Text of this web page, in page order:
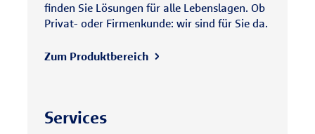
finden Sie Lösungen für alle Lebenslagen. Ob
Privat- oder Firmenkunde: wir sind für Sie da.
Zum Produktbereich
Services